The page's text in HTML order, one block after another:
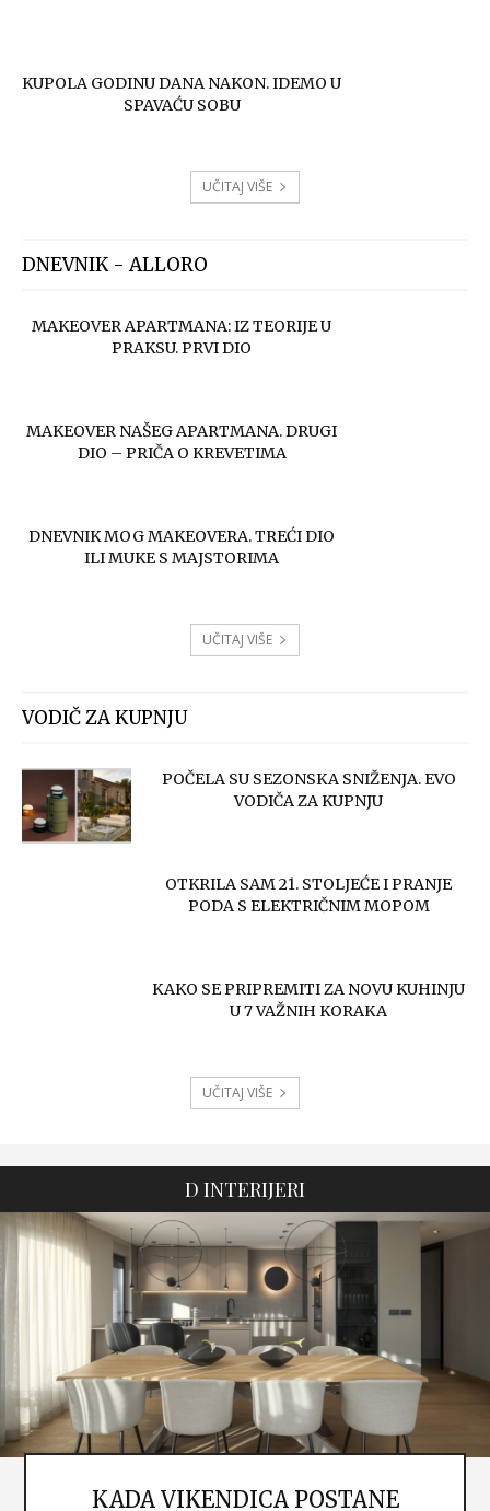
KUPOLA GODINU DANA NAKON. IDEMO U
SPAVAĆU SOBU
UČITAJ VIŠE
DNEVNIK - ALLORO
MAKEOVER APARTMANA: IZ TEORIJE U
PRAKSU. PRVI DIO
MAKEOVER NAŠEG APARTMANA. DRUGI
DIO – PRIČA O KREVETIMA
DNEVNIK MOG MAKEOVERA. TREĆI DIO
ILI MUKE S MAJSTORIMA
UČITAJ VIŠE
VODIČ ZA KUPNJU
POČELA SU SEZONSKA SNIŽENJA. EVO
VODIČA ZA KUPNJU
OTKRILA SAM 21. STOLJEĆE I PRANJE
PODA S ELEKTRIČNIM MOPOM
KAKO SE PRIPREMITI ZA NOVU KUHINJU
U 7 VAŽNIH KORAKA
UČITAJ VIŠE
D INTERIJERI
KADA VIKENDICA POSTANE